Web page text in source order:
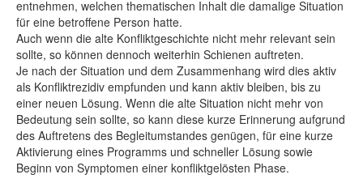
entnehmen, welchen thematischen Inhalt die damalige Situation
für eine betroffene Person hatte.
Auch wenn die alte Konfliktgeschichte nicht mehr relevant sein
sollte, so können dennoch weiterhin Schienen auftreten.
Je nach der Situation und dem Zusammenhang wird dies aktiv
als Konfliktrezidiv empfunden und kann aktiv bleiben, bis zu
einer neuen Lösung. Wenn die alte Situation nicht mehr von
Bedeutung sein sollte, so kann diese kurze Erinnerung aufgrund
des Auftretens des Begleitumstandes genügen, für eine kurze
Aktivierung eines Programms und schneller Lösung sowie
Beginn von Symptomen einer konfliktgelösten Phase.